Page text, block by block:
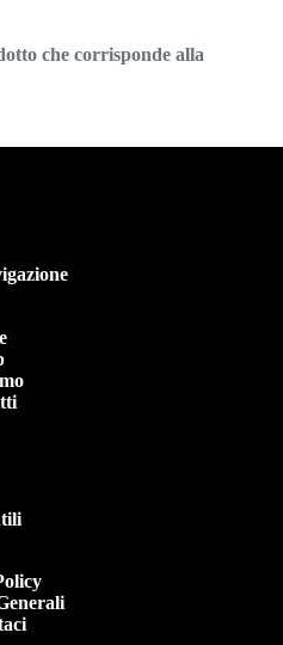
che corrisponde alla